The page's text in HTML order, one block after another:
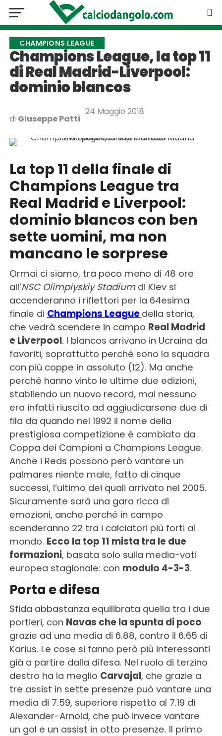
CHAMPIONS LEAGUE
Champions League, la top 11
di Real Madrid-Liverpool:
dominio blancos
di Giuseppe Patti
24 Maggio 2018
La top 11 della finale di
Champions League tra
Real Madrid e Liverpool:
dominio blancos con ben
sette uomini, ma non
mancano le sorprese
Ormai ci siamo, tra poco meno di 48 ore
all’NSC Olimpiyskiy Stadiumdi Kiev si
accenderanno i riflettori per la 64esima
finale di Champions League della storia,
che vedrà scendere in campo Real Madrid
e Liverpool. I blancos arrivano in Ucraina da
favoriti, soprattutto perché sono la squadra
con più coppe in assoluto (12). Ma anche
perché hanno vinto le ultime due edizioni,
stabilendo un nuovo record, mai nessuno
era infatti riuscito ad aggiudicarsene due di
fila da quando nel 1992 il nome della
prestigiosa competizione è cambiato da
Coppa dei Campioni a Champions League.
Anche i Reds possono però vantare un
palmares niente male, fatto di cinque
successi, l’ultimo dei quali arrivato nel 2005.
Sicuramente sarà una gara ricca di
emozioni, anche perché in campo
scenderanno 22 tra i calciatori più forti al
mondo. Ecco la top 11 mista tra le due
formazioni, basata solo sulla media-voti
europea stagionale: con modulo 4-3-3.
Porta e difesa
Sfida abbastanza equilibrata quella tra i due
portieri, con Navas che la spunta di poco
grazie ad una media di 6.88, contro il 6.65 di
Karius. Le cose si fanno però più interessanti
già a partire dalla difesa. Nel ruolo di terzino
destro ha la meglio Carvajal, che grazie a
tre assist in sette presenze può vantare una
media di 7.59, superiore rispetto al 7.19 di
Alexander-Arnold, che può invece vantare
un gol e un assist in otto presenze. Il primo